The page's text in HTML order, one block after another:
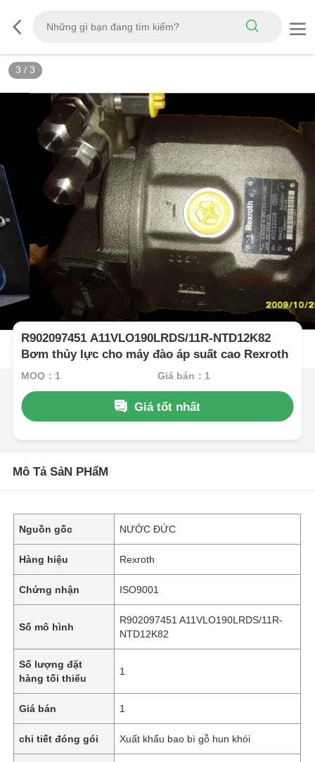
3 / 3
R902097451 A11VLO190LRDS/11R-NTD12K82
Bơm thủy lực cho máy đào áp suất cao Rexroth
MOQ：1 Giá bán：1
Giá tốt nhất
Mô Tả SảN PHẩM
Nguồn gốc NƯỚC ĐỨC
Hàng hiệu Rexroth
Chứng nhận ISO9001
Số mô hình
R902097451 A11VLO190LRDS/11R-
NTD12K82
Số lượng đặt
hàng tối thiểu
1
Giá bán 1
chi tiết đóng gói Xuất khẩu bao bì gỗ hun khói